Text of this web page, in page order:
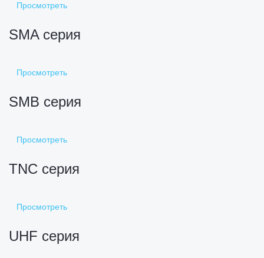
Просмотреть
SMA серия
Просмотреть
SMB серия
Просмотреть
TNC серия
Просмотреть
UHF серия